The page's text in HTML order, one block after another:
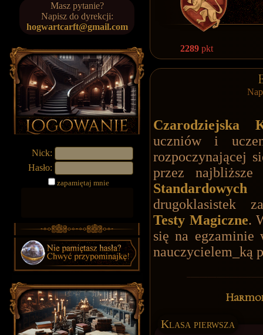
Masz pytanie?
Napisz do dyrekcji:
hogwartcarft@gmail.com
Nick:
Hasło:
zapamiętaj mnie
2289pkt
Czarodziejska
uczniów i
rozpoczynającej
przez
drugoklasistek
Testy Magiczne.
się na
nauczycielem_ką
Klasa pierwsza